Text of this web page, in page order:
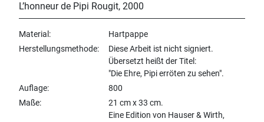
L’honneur de Pipi Rougit, 2000
Material
Hartpappe
Herstellungsmethode
Diese Arbeit ist nicht signiert.
Übersetzt heißt der Titel:
"Die Ehre, Pipi erröten zu sehen".
Auflage
800
Maße
21 cm x 33 cm.
Eine Edition von Hauser & Wirth,